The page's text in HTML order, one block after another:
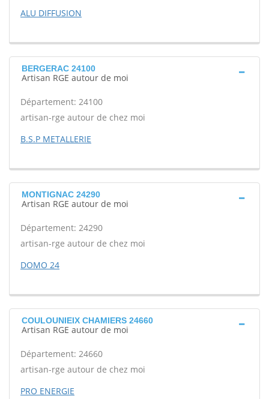
ALU DIFFUSION
BERGERAC 24100
Artisan RGE autour de moi
Département: 24100
artisan-rge autour de chez moi
B.S.P METALLERIE
MONTIGNAC 24290
Artisan RGE autour de moi
Département: 24290
artisan-rge autour de chez moi
DOMO 24
COULOUNIEIX CHAMIERS 24660
Artisan RGE autour de moi
Département: 24660
artisan-rge autour de chez moi
PRO ENERGIE